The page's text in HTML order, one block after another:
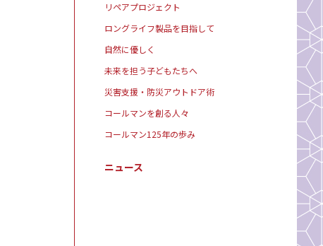
リペアプロジェクト
ロングライフ製品を目指して
自然に優しく
未来を担う子どもたちへ
災害支援・防災アウトドア術
コールマンを創る人々
コールマン125年の歩み
ニュース